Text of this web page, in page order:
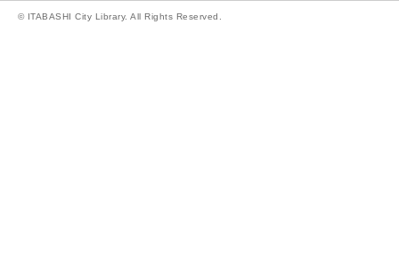
© ITABASHI City Library. All Rights Reserved.